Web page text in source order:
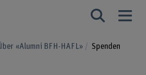
«Alumni BFH-HAFL» Spenden